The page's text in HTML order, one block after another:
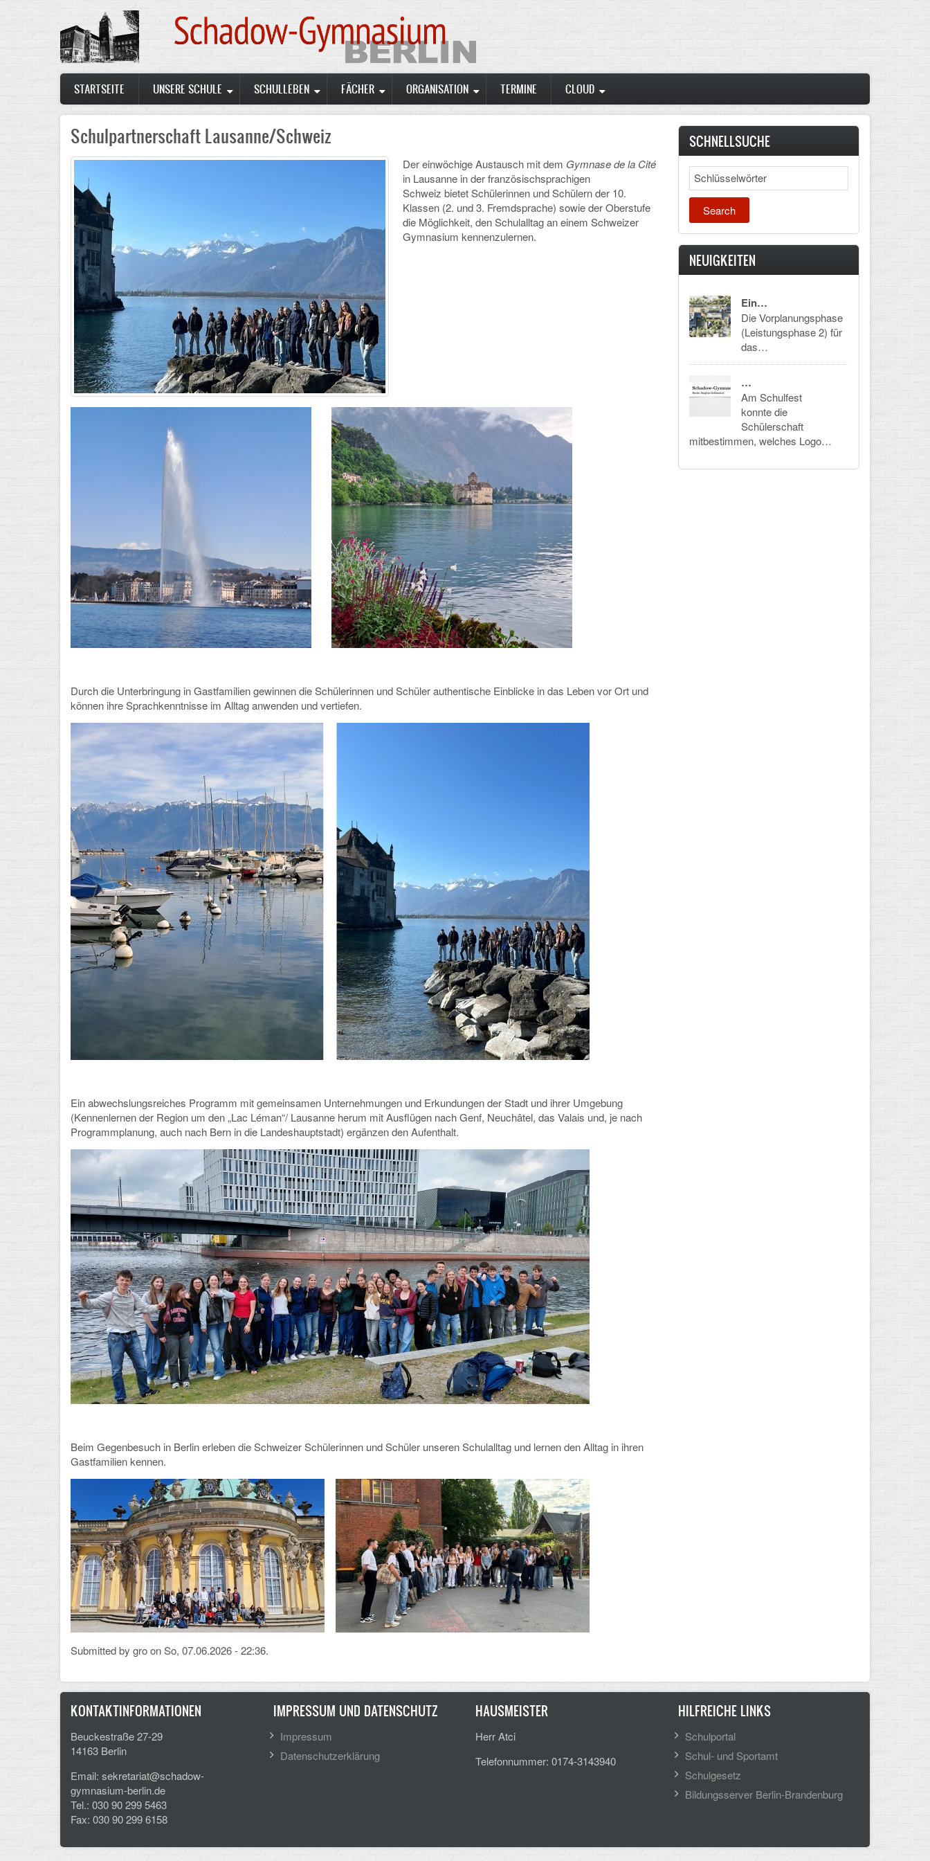
Main
navigation
STARTSEITE UNSERE SCHULE SCHULLEBEN FÄCHER ORGANISATION TERMINE CLOUD
Schulpartnerschaft Lausanne/Schweiz
Der einwöchige Austausch mit dem Gymnase de la Cité
in Lausanne in der französischsprachigen
Schweiz bietet Schülerinnen und Schülern der 10.
Klassen (2. und 3. Fremdsprache) sowie der Oberstufe
die Möglichkeit, den Schulalltag an einem Schweizer
Gymnasium kennenzulernen.
Durch die Unterbringung in Gastfamilien gewinnen die Schülerinnen und Schüler authentische Einblicke in das Leben vor Ort und
können ihre Sprachkenntnisse im Alltag anwenden und vertiefen.
Ein abwechslungsreiches Programm mit gemeinsamen Unternehmungen und Erkundungen der Stadt und ihrer Umgebung
(Kennenlernen der Region um den „Lac Léman“/ Lausanne herum mit Ausflügen nach Genf, Neuchâtel, das Valais und, je nach
Programmplanung, auch nach Bern in die Landeshauptstadt) ergänzen den Aufenthalt.
Beim Gegenbesuch in Berlin erleben die Schweizer Schülerinnen und Schüler unseren Schulalltag und lernen den Alltag in ihren
Gastfamilien kennen.
Submitted by groon So, 07.06.2026 - 22:36.
SCHNELLSUCHE
Search
NEUIGKEITEN
Ein…
Die Vorplanungsphase
(Leistungsphase 2) für
das…
…
Am Schulfest
konnte die
Schülerschaft
mitbestimmen, welches Logo…
KONTAKTINFORMATIONEN
Beuckestraße 27-29
14163 Berlin
Email: sekretariat@schadow-
gymnasium-berlin.de
Tel.: 030 90 299 5463
Fax: 030 90 299 6158
IMPRESSUM UND DATENSCHUTZ
Impressum
Datenschutzerklärung
HAUSMEISTER
Herr Atci
Telefonnummer: 0174-3143940
HILFREICHE LINKS
Schulportal
Schul- und Sportamt
Schulgesetz
Bildungsserver Berlin-Brandenburg